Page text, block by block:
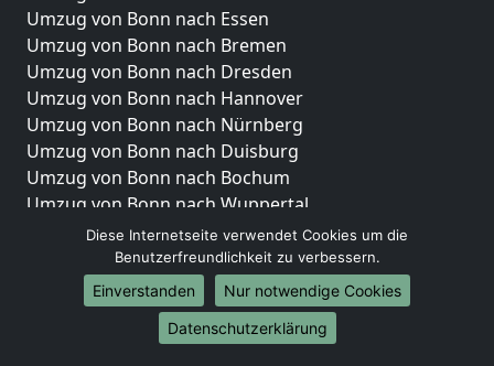
Umzug von Bonn nach Essen
Umzug von Bonn nach Bremen
Umzug von Bonn nach Dresden
Umzug von Bonn nach Hannover
Umzug von Bonn nach Nürnberg
Umzug von Bonn nach Duisburg
Umzug von Bonn nach Bochum
Umzug von Bonn nach Wuppertal
Umzug von Bonn nach Bielefeld
Umzug von Bonn nach Bonn
Umzug von Bonn nach Münster
Internationale-Umzüge
Diese Internetseite verwendet Cookies um die
Benutzerfreundlichkeit zu verbessern.
Einverstanden
Nur notwendige Cookies
Datenschutzerklärung